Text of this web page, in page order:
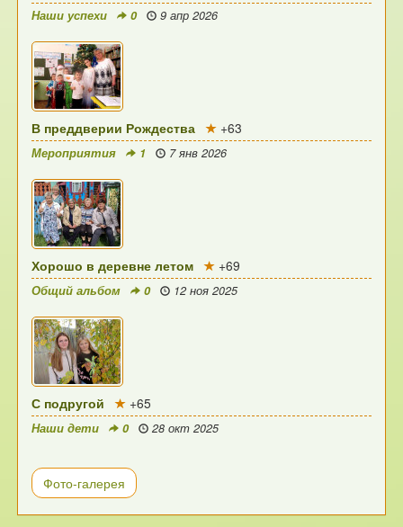
Наши успехи 0 9 апр 2026
В преддверии Рождества +63
Мероприятия 1 7 янв 2026
Хорошо в деревне летом +69
Общий альбом 0 12 ноя 2025
С подругой +65
Наши дети 0 28 окт 2025
Фото-галерея